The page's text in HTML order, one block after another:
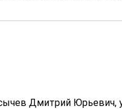
Дмитрий Юрьевич,